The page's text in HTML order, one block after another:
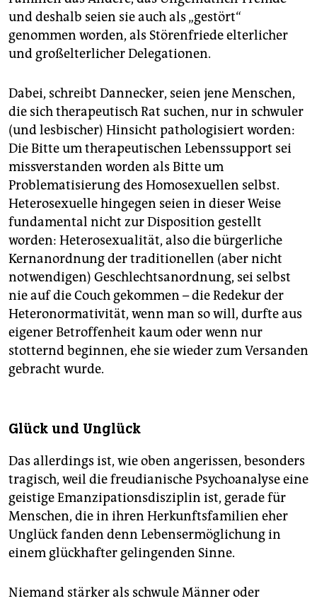
und deshalb seien sie auch als „gestört“
genommen worden, als Störenfriede elterlicher
und großelterlicher Delegationen.
Dabei, schreibt Dannecker, seien jene Menschen,
die sich therapeutisch Rat suchen, nur in schwuler
(und lesbischer) Hinsicht pathologisiert worden:
Die Bitte um therapeutischen Lebenssupport sei
missverstanden worden als Bitte um
Problematisierung des Homosexuellen selbst.
Heterosexuelle hingegen seien in dieser Weise
fundamental nicht zur Disposition gestellt
worden: Heterosexualität, also die bürgerliche
Kernanordnung der traditionellen (aber nicht
notwendigen) Geschlechtsanordnung, sei selbst
nie auf die Couch gekommen – die Redekur der
Heteronormativität, wenn man so will, durfte aus
eigener Betroffenheit kaum oder wenn nur
stotternd beginnen, ehe sie wieder zum Versanden
gebracht wurde.
Glück und Unglück
Das allerdings ist, wie oben angerissen, besonders
tragisch, weil die freudianische Psychoanalyse eine
geistige Emanzipationsdisziplin ist, gerade für
Menschen, die in ihren Herkunftsfamilien eher
Unglück fanden denn Lebensermöglichung in
einem glückhafter gelingenden Sinne.
Niemand stärker als schwule Männer oder